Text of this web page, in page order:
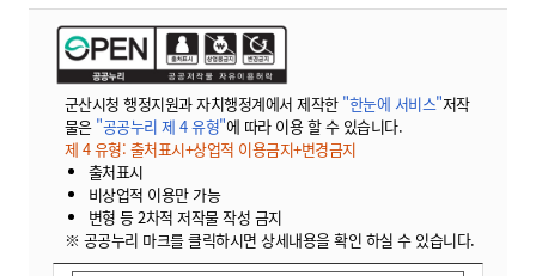
군산시청 행정지원과 자치행정계에서 제작한 "한눈에 서비스"저작
물은 "공공누리 제 4 유형"에 따라 이용 할 수 있습니다.
제 4 유형: 출처표시+상업적 이용금지+변경금지
출처표시
비상업적 이용만 가능
변형 등 2차적 저작물 작성 금지
※ 공공누리 마크를 클릭하시면 상세내용을 확인 하실 수 있습니다.